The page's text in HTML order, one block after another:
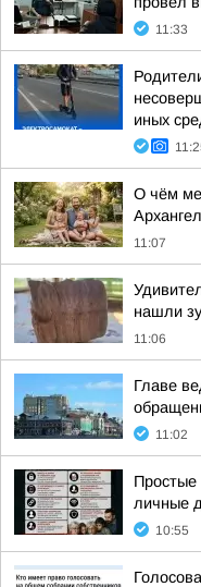
11:33
иных
О чём
11:07
нашли
11:06
Главе
11:02
Простые
личные
10:55